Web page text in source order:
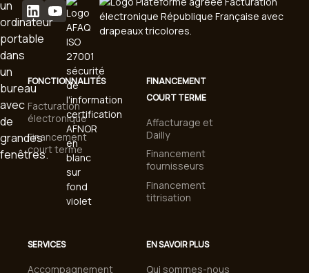
FONCTIONNALITÉS
Facturation
électronique
Financement
court terme
SERVICES
Accompagnement
FINANCEMENT
COURT TERME
Affacturage et
Dailly
Financement
fournisseurs
Financement
titrisation
EN SAVOIR PLUS
Qui sommes-nous